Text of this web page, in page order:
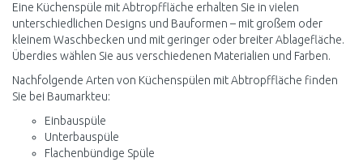
Eine Küchenspüle mit Abtropffläche erhalten Sie in vielen
unterschiedlichen Designs und Bauformen – mit großem oder
kleinem Waschbecken und mit geringer oder breiter Ablagefläche.
Überdies wählen Sie aus verschiedenen Materialien und Farben.
Nachfolgende Arten von Küchenspülen mit Abtropffläche finden
Sie bei Baumarkteu:
Einbauspüle
Unterbauspüle
Flachenbündige Spüle